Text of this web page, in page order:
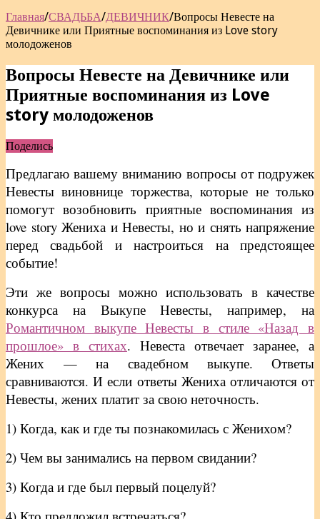
Главная/СВАДЬБА/ДЕВИЧНИК/Вопросы Невесте на
Девичнике или Приятные воспоминания из Love story
молодоженов
Вопросы Невесте на Девичнике или
Приятные воспоминания из Love
story молодоженов
Поделись
Предлагаю вашему вниманию вопросы от подружек
Невесты виновнице торжества, которые не только
помогут возобновить приятные воспоминания из
love story Жениха и Невесты, но и снять напряжение
перед свадьбой и настроиться на предстоящее
событие!
Эти же вопросы можно использовать в качестве
конкурса на Выкупе Невесты, например, на
Романтичном выкупе Невесты в стиле «Назад в
прошлое» в стихах. Невеста отвечает заранее, а
Жених — на свадебном выкупе. Ответы
сравниваются. И если ответы Жениха отличаются от
Невесты, жених платит за свою неточность.
1) Когда, как и где ты познакомилась с Женихом?
2) Чем вы занимались на первом свидании?
3) Когда и где был первый поцелуй?